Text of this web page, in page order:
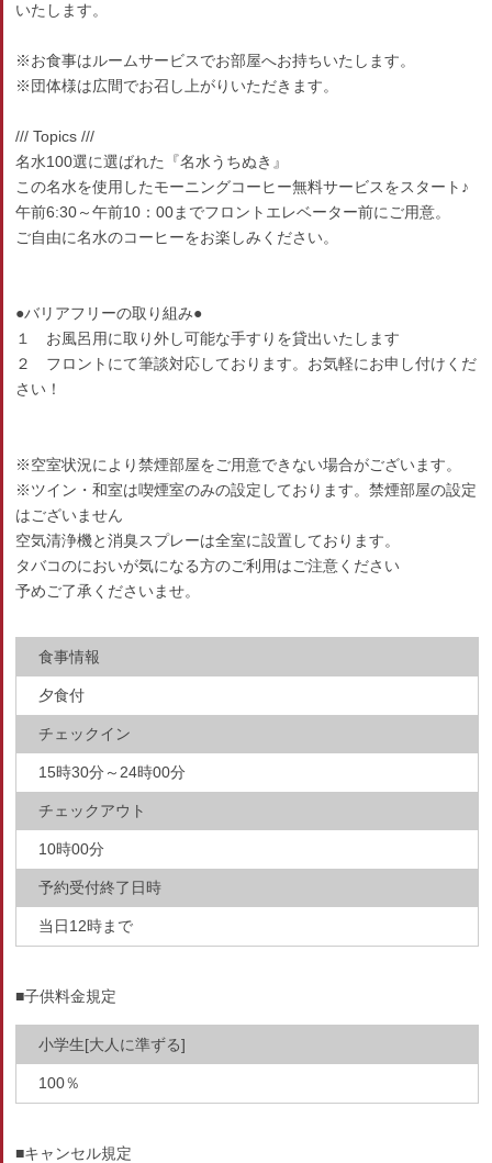
いたします。
※お食事はルームサービスでお部屋へお持ちいたします。
※団体様は広間でお召し上がりいただきます。
/// Topics ///
名水100選に選ばれた『名水うちぬき』
この名水を使用したモーニングコーヒー無料サービスをスタート♪
午前6:30～午前10：00までフロントエレベーター前にご用意。
ご自由に名水のコーヒーをお楽しみください。
●バリアフリーの取り組み●
１ お風呂用に取り外し可能な手すりを貸出いたします
２ フロントにて筆談対応しております。お気軽にお申し付けくだ
さい！
※空室状況により禁煙部屋をご用意できない場合がございます。
※ツイン・和室は喫煙室のみの設定しております。禁煙部屋の設定
はございません
空気清浄機と消臭スプレーは全室に設置しております。
タバコのにおいが気になる方のご利用はご注意ください
予めご了承くださいませ。
食事情報
夕食付
チェックイン
15時30分～24時00分
チェックアウト
10時00分
予約受付終了日時
当日12時まで
■子供料金規定
小学生[大人に準ずる]
100％
■キャンセル規定